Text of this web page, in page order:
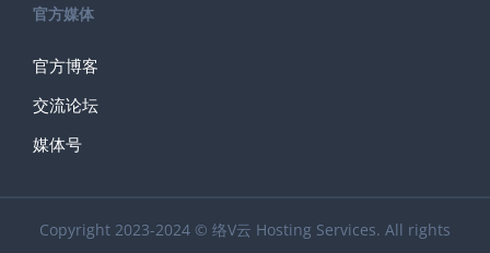
官方媒体
官方博客
交流论坛
媒体号
Copyright 2023-2024 © 络V云 Hosting Services. All rights